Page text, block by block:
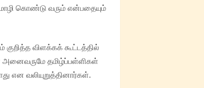
கொண்டு வரும் என்பதையும்
குறித்த விளக்கக் கூட்டத்தில்
அனைவருமே தமிழ்ப்பள்ளிகள்
என வலியுறுத்தினார்கள்.